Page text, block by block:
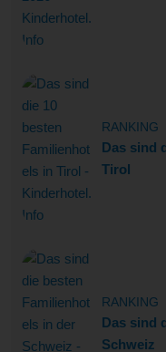
RANKING
Das sind
Tirol
RANKING
Das sind
Schweiz